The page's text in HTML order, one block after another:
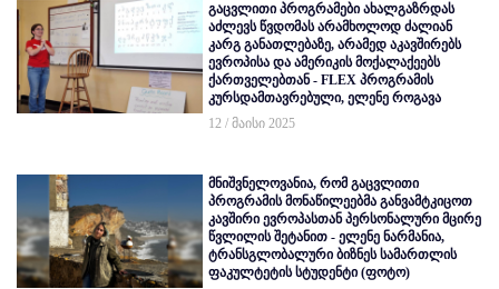
გაცვლითი პროგრამები ახალგაზრდას
აძლევს წვდომას არამხოლოდ ძალიან
კარგ განათლებაზე, არამედ აკავშირებს
ევროპისა და ამერიკის მოქალაქეებს
ქართველებთან - FLEX პროგრამის
კურსდამთავრებული, ელენე როგავა
12 / მაისი 2025
მნიშვნელოვანია, რომ გაცვლითი
პროგრამის მონაწილეებმა განვამტკიცოთ
კავშირი ევროპასთან პერსონალური მცირე
წვლილის შეტანით - ელენე ნარმანია,
ტრანსგლობალური ბიზნეს სამართლის
ფაკულტეტის სტუდენტი (ფოტო)